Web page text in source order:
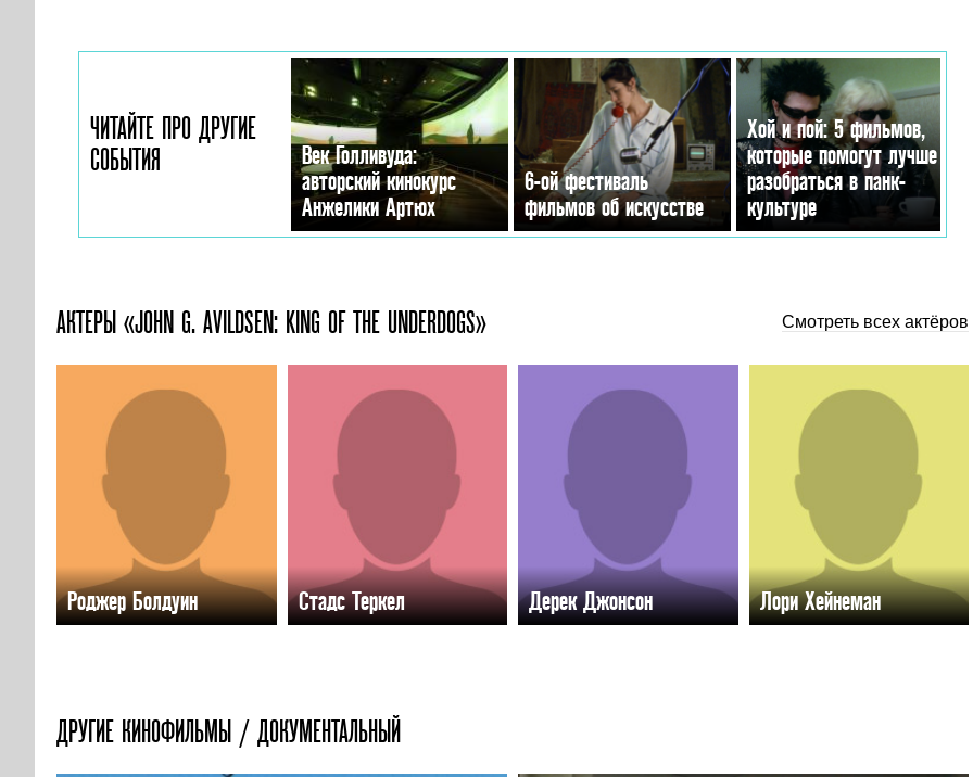
ЧИТАЙТЕ ПРО ДРУГИЕ
СОБЫТИЯ
Век Голливуда:
авторский кинокурс
Анжелики Артюх
6-ой фестиваль
фильмов об искусстве
Хой и пой: 5 фильмов,
которые помогут лучше
разобраться в панк-
культуре
АКТЕРЫ «JOHN G. AVILDSEN: KING OF THE UNDERDOGS» Смотреть всех актёров
Роджер Болдуин Стадс Теркел Дерек Джонсон Лори Хейнеман
ДРУГИЕ КИНОФИЛЬМЫ / ДОКУМЕНТАЛЬНЫЙ